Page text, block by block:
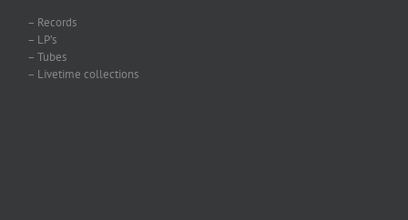
– Records
– LP’s
– Tubes
– Livetime collections